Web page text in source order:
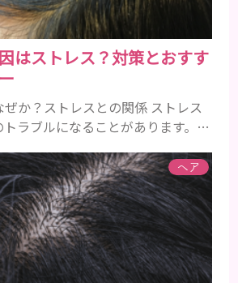
はストレス？対策とおすす
か？ストレスとの関係 ストレス
ラブルになることがあります。頭
多く感じると、交感神経が優位に
め、皮脂の分泌量が増えて炎症が起
。さらに、血行不良になり栄養が行
トレス解消は、頭皮の健康に大切
皮膚炎 頭皮が赤い状態は、アトピ
ヘア